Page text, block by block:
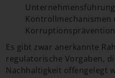
Kontrollmechanismen
Es gibt zwar anerkannte
regulatorische Vorgaben,
Nachhaltigkeit offengelegt